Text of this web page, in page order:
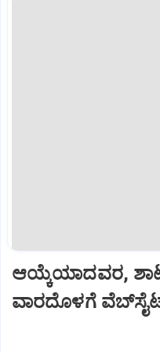
ಆಯ್ಕೆಯಾದವರ,
ವಾರದೊಳಗೆ